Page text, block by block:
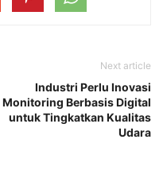
Next article
Industri Perlu Inovasi
Monitoring Berbasis Digital
untuk Tingkatkan Kualitas
Udara